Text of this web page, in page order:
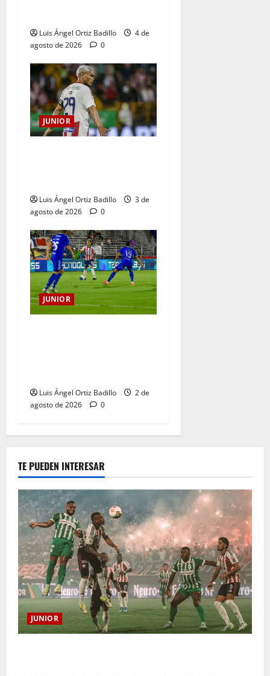
Luis Ángel Ortiz Badillo
4 de
agosto de 2026
0
JUNIOR
Luis Ángel Ortiz Badillo
3 de
agosto de 2026
0
JUNIOR
Luis Ángel Ortiz Badillo
2 de
agosto de 2026
0
TE PUEDEN INTERESAR
JUNIOR